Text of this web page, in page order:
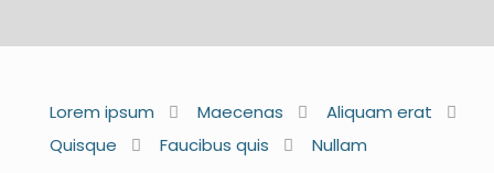
Lorem ipsum Maecenas
Aliquam erat
Quisque
Faucibus quis Nullam